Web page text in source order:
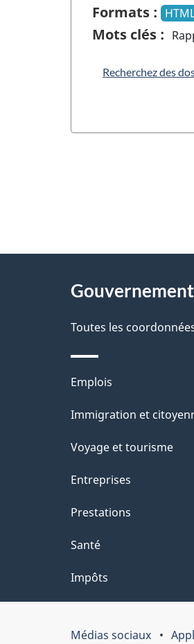
Formats :
Mots clés :
Recherchez des
D
é
t
a
i
l
d
e
l
p
a
g
e
Toutes les
Thèmes
et
Emplois
Immigration et
Voyage et tourisme
Entreprises
Prestations
Santé
Impôts
Organisation
Médias sociaux